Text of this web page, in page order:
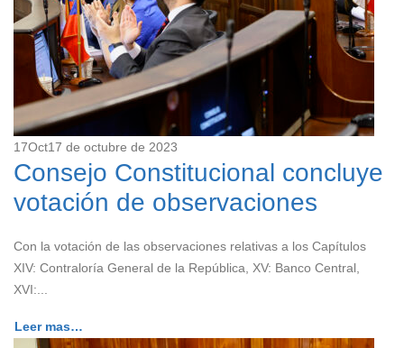
17Oct17 de octubre de 2023
Consejo Constitucional concluye
votación de observaciones
Con la votación de las observaciones relativas a los Capítulos
XIV: Contraloría General de la República, XV: Banco Central,
XVI:...
Leer mas…